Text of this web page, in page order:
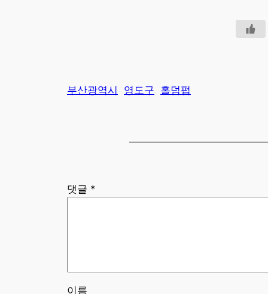
부산광역시 영도구 홀덤펍
댓글 *
이름